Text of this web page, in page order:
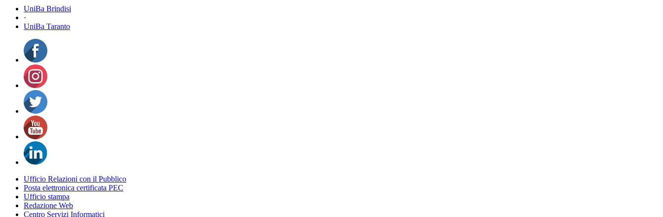
UniBa Brindisi
·
UniBa Taranto
Ufficio Relazioni con il Pubblico
Posta elettronica certificata PEC
Ufficio stampa
Redazione Web
Centro Servizi Informatici